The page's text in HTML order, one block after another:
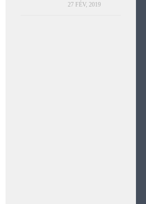
27 FÉV, 2019